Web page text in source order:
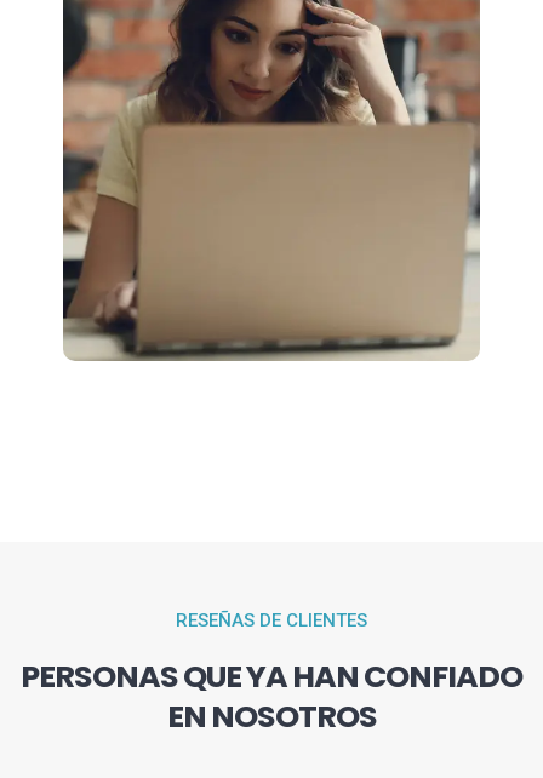
RESEÑAS DE CLIENTES
PERSONAS QUE YA HAN CONFIADO
EN NOSOTROS